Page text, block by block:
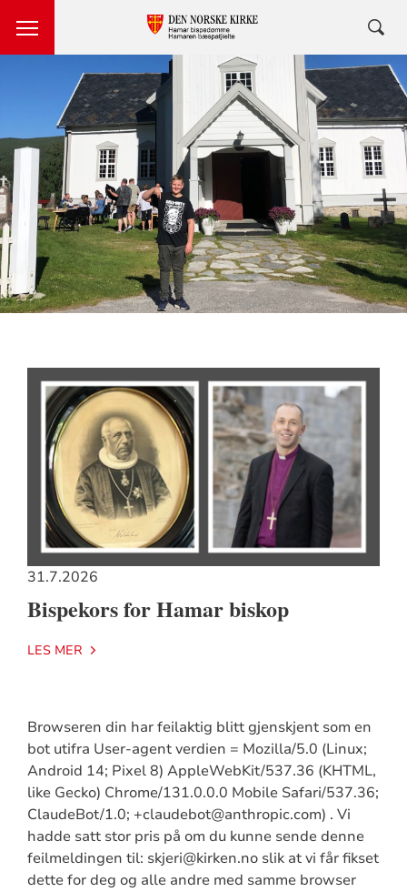
31.7.2026
Bispekors for Hamar biskop
LES MER
Browseren din har feilaktig blitt gjenskjent som en
bot utifra User-agent verdien = Mozilla/5.0 (Linux;
Android 14; Pixel 8) AppleWebKit/537.36 (KHTML,
like Gecko) Chrome/131.0.0.0 Mobile Safari/537.36;
ClaudeBot/1.0; +claudebot@anthropic.com) . Vi
hadde satt stor pris på om du kunne sende denne
feilmeldingen til: skjeri@kirken.no slik at vi får fikset
dette for deg og alle andre med samme browser